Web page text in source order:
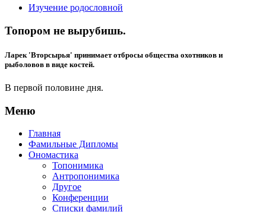
Изучение родословной
Топором не вырубишь.
Ларек 'Вторсырья' принимает отбросы общества охотников и
рыболовов в виде костей.
В первой половине дня.
Меню
Главная
Фамильные Дипломы
Ономастика
Топонимика
Антропонимика
Другое
Конференции
Списки фамилий